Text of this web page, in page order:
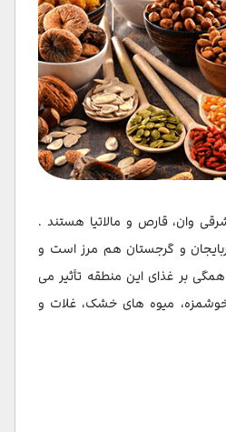
وان، قارص و مالاتیا هستند .
و گرجستان هم مرز است و
بر غذای این منطقه تأثیر می
خوشمزه، میوه های خشک، غلات و